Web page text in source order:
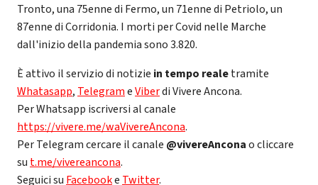
Tronto, una 75enne di Fermo, un 71enne di Petriolo, un
87enne di Corridonia. I morti per Covid nelle Marche
dall'inizio della pandemia sono 3.820.
È attivo il servizio di notizie in tempo realetramite
Whatasapp, TelegrameViberdi Vivere Ancona.
Per Whatsapp iscriversi al canale
https://vivere.me/waVivereAncona.
Per Telegram cercare il canale @vivereAnconao cliccare
su t.me/vivereancona.
Seguici su Facebooke Twitter.